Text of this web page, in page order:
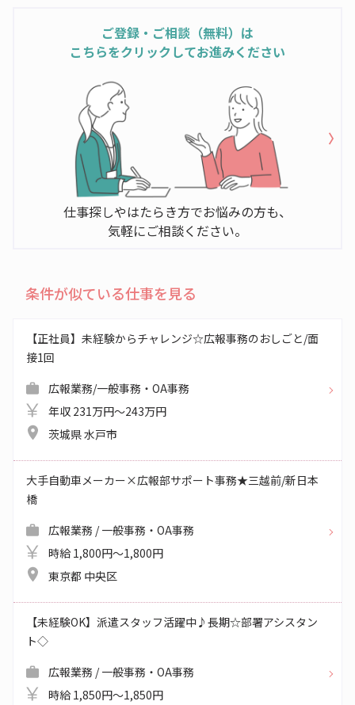
ご登録・ご相談（無料）は
こちらをクリックしてお進みください
仕事探しやはたらき方でお悩みの方も、
気軽にご相談ください。
条件が似ている仕事を見る
【正社員】未経験からチャレンジ☆広報事務のおしごと/面
接1回
広報業務/一般事務・OA事務
年収 231万円～243万円
茨城県 水戸市
大手自動車メーカー×広報部サポート事務★三越前/新日本
橋
広報業務 / 一般事務・OA事務
時給 1,800円～1,800円
東京都 中央区
【未経験OK】派遣スタッフ活躍中♪長期☆部署アシスタン
ト◇
広報業務 / 一般事務・OA事務
時給 1,850円～1,850円